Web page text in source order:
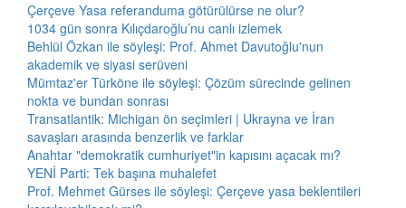
Çerçeve Yasa referanduma götürülürse ne olur?
1034 gün sonra Kılıçdaroğlu’nu canlı izlemek
Behlül Özkan ile söyleşi: Prof. Ahmet Davutoğlu'nun
akademik ve siyasi serüveni
Mümtaz'er Türköne ile söyleşi: Çözüm sürecinde gelinen
nokta ve bundan sonrası
Transatlantik: Michigan ön seçimleri | Ukrayna ve İran
savaşları arasında benzerlik ve farklar
Anahtar "demokratik cumhuriyet"in kapısını açacak mı?
YENİ Parti: Tek başına muhalefet
Prof. Mehmet Gürses ile söyleşi: Çerçeve yasa beklentileri